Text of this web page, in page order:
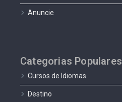
Anuncie
Categorias Populares
Cursos de Idiomas
Destino